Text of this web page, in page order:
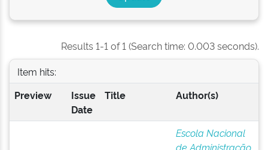
Results 1-1 of 1 (Search time: 0.003 seconds).
Item hits:
Preview
Issue
Date
Title Author(s)
Escola Nacional
de Administração